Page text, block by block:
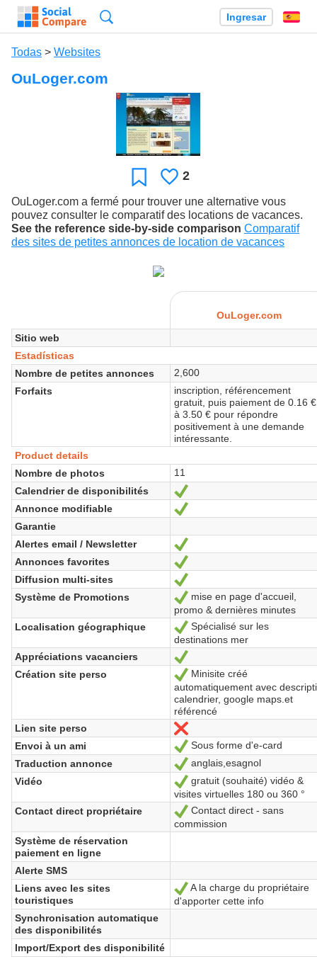
Ingresar
Todas > Websites
OuLoger.com
Favoritos
Le
2
OuLoger.com a fermé pour trouver une alternative vous
pouvez consulter le comparatif des locations de vacances.
See the reference side-by-side comparison Comparatif
des sites de petites annonces de location de vacances
OuLoger.com
Sitio web
Estadísticas
Nombre de petites annonces
2,600
Forfaits
inscription, référencement
gratuit, puis paiement de 0.16 €
à 3.50 € pour répondre
positivement à une demande
intéressante.
Product details
Nombre de photos
11
Calendrier de disponibilités
Sí
Annonce modifiable
Sí
Garantie
Alertes email / Newsletter
Sí
Annonces favorites
Sí
Diffusion multi-sites
Sí
Système de Promotions
Sí
mise en page d'accueil,
promo & dernières minutes
Localisation géographique
Sí
Spécialisé sur les
destinations mer
Appréciations vacanciers
Sí
Création site perso
Sí
Minisite créé
automatiquement avec
calendrier, google maps.et
référencé
Lien site perso
No
Envoi à un ami
Sí
Sous forme d'e-card
Traduction annonce
Sí
anglais,esagnol
Vidéo
Sí
gratuit (souhaité) vidéo &
visites virtuelles 180 ou 360 °
Contact direct propriétaire
Sí
Contact direct - sans
commission
Système de réservation
paiement en ligne
Alerte SMS
Liens avec les sites
touristiques
Sí
A la charge du propriétaire
d'apporter cette info
Synchronisation automatique
des disponibilités
Import/Export des disponibilité